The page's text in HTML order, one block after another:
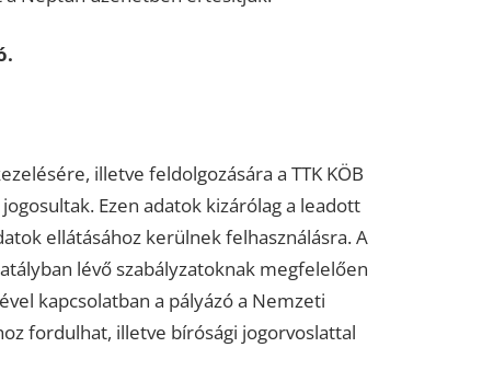
illetve feldolgozására a TTK KÖB
Ezen adatok kizárólag a leadott
ellátásához kerülnek felhasználásra. A
lévő szabályzatoknak megfelelően
kapcsolatban a pályázó a Nemzeti
fordulhat, illetve bírósági jogorvoslattal